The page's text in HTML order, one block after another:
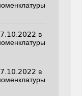
в
в